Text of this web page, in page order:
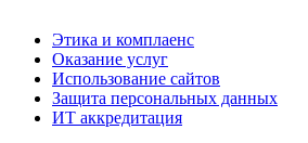
Этика и комплаенс
Оказание услуг
Использование сайтов
Защита персональных данных
ИТ аккредитация